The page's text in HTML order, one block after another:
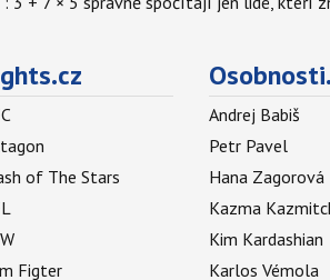
of The Stars
Figter
Andrej Babiš
Petr Pavel
Hana Zagorová
Kazma
Kim Kardashian
Karlos Vémola